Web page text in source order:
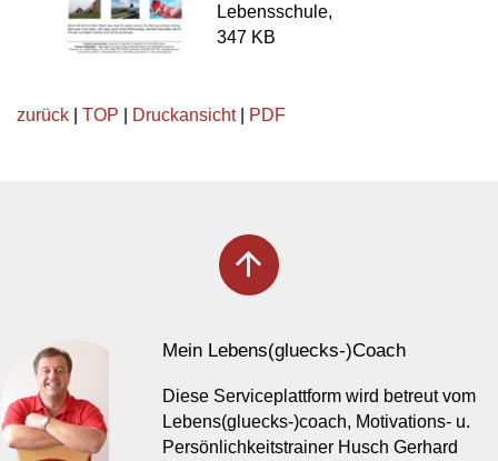
Lebensschule,
347 KB
zurück TOP Druckansicht| PDF
arrow_upward
Mein Lebens(gluecks-)Coach
Diese Serviceplattform wird betreut vom
Lebens(gluecks-)coach, Motivations- u.
Persönlichkeitstrainer Husch Gerhard